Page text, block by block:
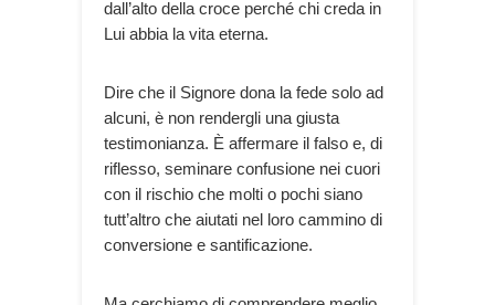
dall’alto della croce perché chi creda in
Lui abbia la vita eterna.
Dire che il Signore dona la fede solo ad
alcuni, è non rendergli una giusta
testimonianza. È affermare il falso e, di
riflesso, seminare confusione nei cuori
con il rischio che molti o pochi siano
tutt’altro che aiutati nel loro cammino di
conversione e santificazione.